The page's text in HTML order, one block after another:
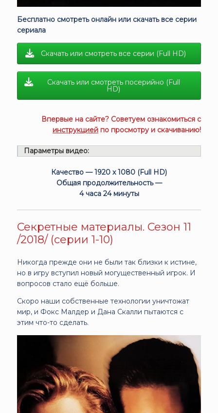
Бесплатно смотреть онлайн или скачать все серии
сериала
Скачать или смотреть все серии (Full HD)
Скачать или смотреть посерийно (Full
HD)
Впервые на сайте? Советуем ознакомиться с
инструкцией по просмотру и скачиванию!
Параметры видео:
Качество — 1920 x 1080 (Full HD)
Общая продолжительность —
4 часа 24 минуты
Секретные материалы. Сезон 11
/2018/ (серии 1-10)
Никогда прежде они не были так близки к истине,
но в игру вступил новый могущественный игрок. И
вопросов стало ещё больше.
Скоро наши собственные технологии уничтожат
мир, и Фокс Малдер и Дана Скалли пытаются с
этим что-то сделать.